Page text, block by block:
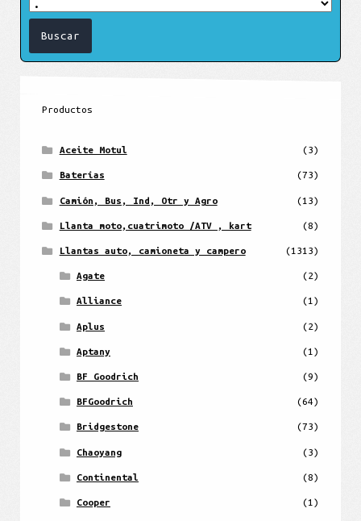
Productos
Aceite Motul (3)
Baterías (73)
Camión, Bus, Ind, Otr y Agro (13)
Llanta moto,cuatrimoto /ATV , kart (8)
Llantas auto, camioneta y campero (1313)
Agate (2)
Alliance (1)
Aplus (2)
Aptany (1)
BF Goodrich (9)
BFGoodrich (64)
Bridgestone (73)
Chaoyang (3)
Continental (8)
Cooper (1)